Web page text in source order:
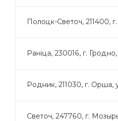
Полоцк-Светоч, 211400,
Раніца, 230016, г.
Родник, 211030, г. Орша,
Светоч, 247760, г.